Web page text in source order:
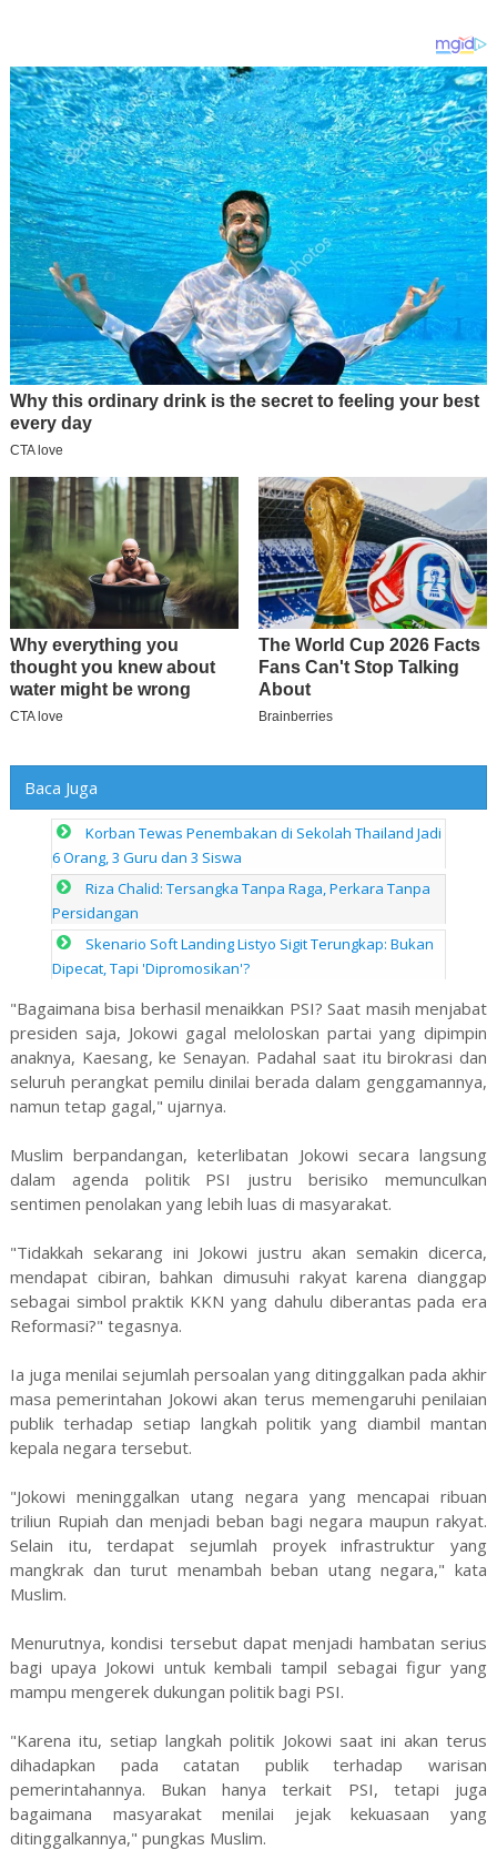
Baca Juga
Korban Tewas Penembakan di Sekolah Thailand Jadi
6 Orang, 3 Guru dan 3 Siswa
Riza Chalid: Tersangka Tanpa Raga, Perkara Tanpa
Persidangan
Skenario Soft Landing Listyo Sigit Terungkap: Bukan
Dipecat, Tapi 'Dipromosikan'?
"Bagaimana bisa berhasil menaikkan PSI? Saat masih menjabat
presiden saja, Jokowi gagal meloloskan partai yang dipimpin
anaknya, Kaesang, ke Senayan. Padahal saat itu birokrasi dan
seluruh perangkat pemilu dinilai berada dalam genggamannya,
namun tetap gagal," ujarnya.
Muslim berpandangan, keterlibatan Jokowi secara langsung
dalam agenda politik PSI justru berisiko memunculkan
sentimen penolakan yang lebih luas di masyarakat.
"Tidakkah sekarang ini Jokowi justru akan semakin dicerca,
mendapat cibiran, bahkan dimusuhi rakyat karena dianggap
sebagai simbol praktik KKN yang dahulu diberantas pada era
Reformasi?" tegasnya.
Ia juga menilai sejumlah persoalan yang ditinggalkan pada akhir
masa pemerintahan Jokowi akan terus memengaruhi penilaian
publik terhadap setiap langkah politik yang diambil mantan
kepala negara tersebut.
"Jokowi meninggalkan utang negara yang mencapai ribuan
triliun Rupiah dan menjadi beban bagi negara maupun rakyat.
Selain itu, terdapat sejumlah proyek infrastruktur yang
mangkrak dan turut menambah beban utang negara," kata
Muslim.
Menurutnya, kondisi tersebut dapat menjadi hambatan serius
bagi upaya Jokowi untuk kembali tampil sebagai figur yang
mampu mengerek dukungan politik bagi PSI.
"Karena itu, setiap langkah politik Jokowi saat ini akan terus
dihadapkan pada catatan publik terhadap warisan
pemerintahannya. Bukan hanya terkait PSI, tetapi juga
bagaimana masyarakat menilai jejak kekuasaan yang
ditinggalkannya," pungkas Muslim.